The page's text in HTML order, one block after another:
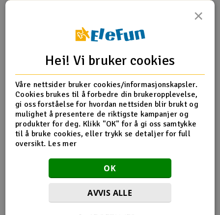
Sparkesykler & elkjøretøy
Verktøy, utstyr & tilbehør
Gavekort
Gi meg beskjed
Produktinfo Tips en venn Anmeldelser
×
Hei! Vi bruker cookies
Våre nettsider bruker cookies/informasjonskapsler.
Cookies brukes til å forbedre din brukeropplevelse,
gi oss forståelse for hvordan nettsiden blir brukt og
mulighet å presentere de riktigste kampanjer og
produkter for deg. Klikk "OK" for å gi oss samtykke
til å bruke cookies, eller trykk se detaljer for full
oversikt. Les mer
OK
AVVIS ALLE